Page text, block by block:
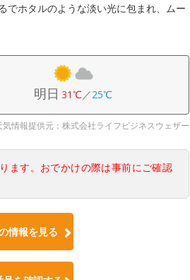
でホタルのような淡い光に包まれ、ムー
明日 31℃／25℃
気情報提供元：株式会社ライフビジネスウェザー
ます。おでかけの際は事前にご確認
情報を見る